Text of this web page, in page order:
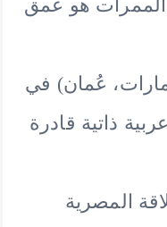
الممرات هو عمق
عُمان) في
ذاتية قادرة
المصرية